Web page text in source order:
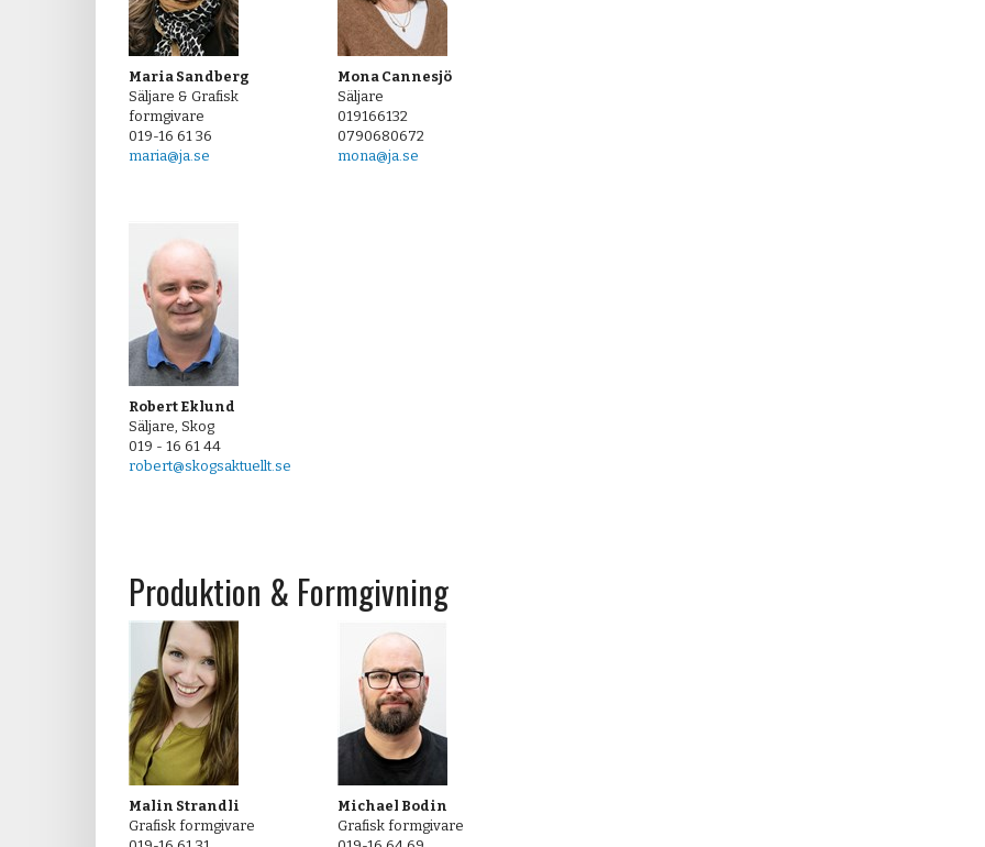
Maria Sandberg
Säljare & Grafisk
formgivare
019-16 61 36
maria@ja.se
Mona Cannesjö
Säljare
019166132
0790680672
mona@ja.se
Robert Eklund
Säljare, Skog
019 - 16 61 44
robert@skogsaktuellt.se
Produktion & Formgivning
Malin Strandli
Grafisk formgivare
Michael Bodin
Grafisk formgivare